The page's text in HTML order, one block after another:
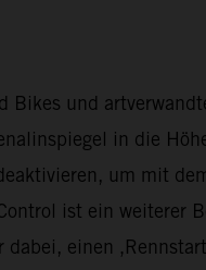
Bikes und
in die
um mit
ist ein weiterer
einen